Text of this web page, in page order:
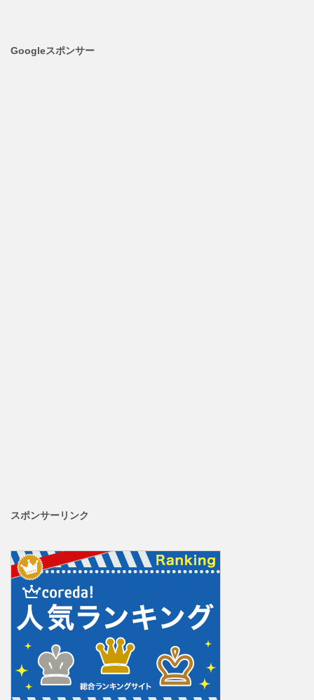
Googleスポンサー
スポンサーリンク